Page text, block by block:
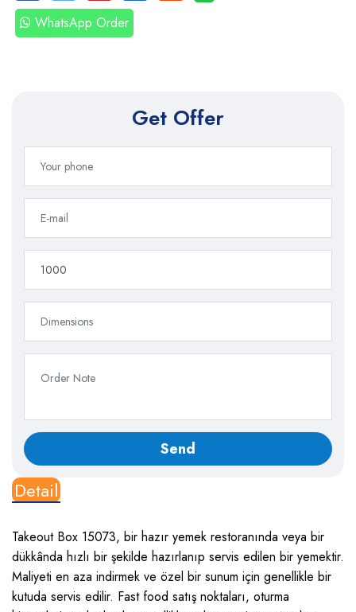
WhatsApp Order
Get Offer
Detail
Takeout Box 15073, bir hazır yemek restoranında veya bir
dükkânda hızlı bir şekilde hazırlanıp servis edilen bir yemektir.
Maliyeti en aza indirmek ve özel bir sunum için genellikle bir
kutuda servis edilir. Fast food satış noktaları, oturma